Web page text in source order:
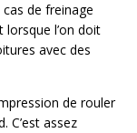
de freinage
lorsque l’on doit
avec des
de rouler
C’est assez